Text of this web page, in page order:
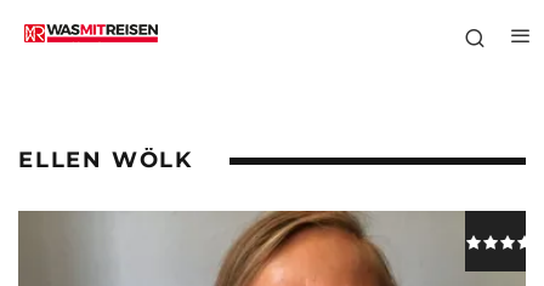
ELLEN WÖLK